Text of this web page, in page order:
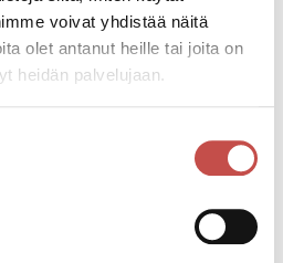
voivat yhdistää näitä
olet antanut heille tai joita on
heidän palvelujaan.